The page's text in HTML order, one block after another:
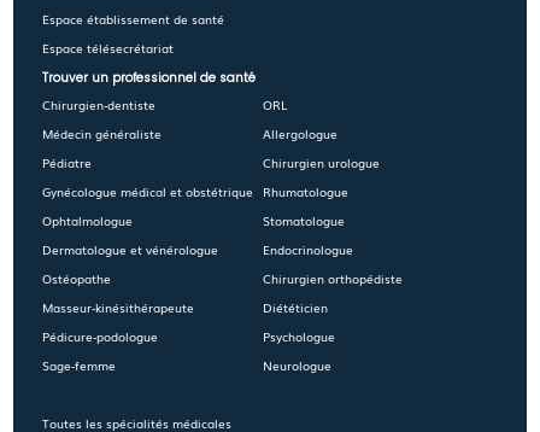
Espace établissement de santé
Espace télésecrétariat
Trouver un professionnel de santé
Chirurgien-dentiste
Médecin généraliste
Pédiatre
Gynécologue médical et obstétrique
Ophtalmologue
Dermatologue et vénérologue
Ostéopathe
Masseur-kinésithérapeute
Pédicure-podologue
Sage-femme
Toutes les spécialités médicales
ORL
Allergologue
Chirurgien urologue
Rhumatologue
Stomatologue
Endocrinologue
Chirurgien orthopédiste
Diététicien
Psychologue
Neurologue